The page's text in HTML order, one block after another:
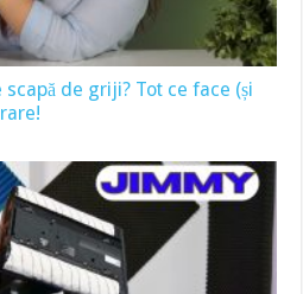
scapă de griji? Tot ce face (și